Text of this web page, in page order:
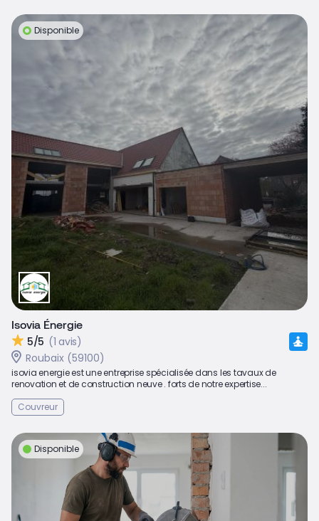
Disponible
Isovia Énergie
5/5 (1 avis)
Roubaix (59100)
isovia energie est une entreprise spécialisée dans les tavaux de
renovation et de construction neuve . forts de notre expertise...
Couvreur
Disponible